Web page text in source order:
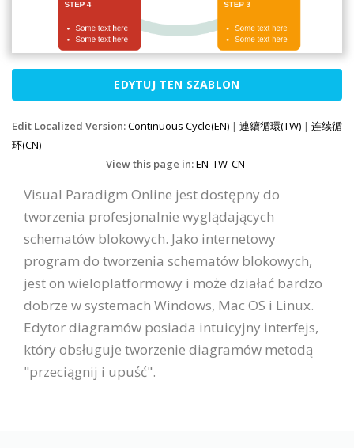
EDYTUJ TEN SZABLON
Edit Localized Version:Continuous Cycle(EN) | 連續循環(TW) | 连续循
环(CN)
View this page in:EN TW CN
Visual Paradigm Online jest dostępny do
tworzenia profesjonalnie wyglądających
schematów blokowych. Jako internetowy
program do tworzenia schematów blokowych,
jest on wieloplatformowy i może działać bardzo
dobrze w systemach Windows, Mac OS i Linux.
Edytor diagramów posiada intuicyjny interfejs,
który obsługuje tworzenie diagramów metodą
"przeciągnij i upuść".